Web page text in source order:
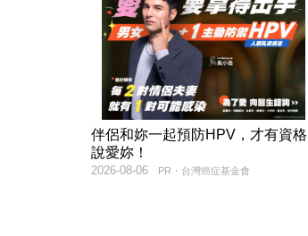
伴侶和妳一起預防HPV，才有資格
說愛妳！
PR・台灣癌症基金會
2026-08-06